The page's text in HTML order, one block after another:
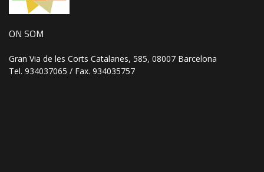
ON SOM
Gran Via de les Corts Catalanes, 585, 08007 Barcelona
Tel. 934037065 / Fax. 934035757